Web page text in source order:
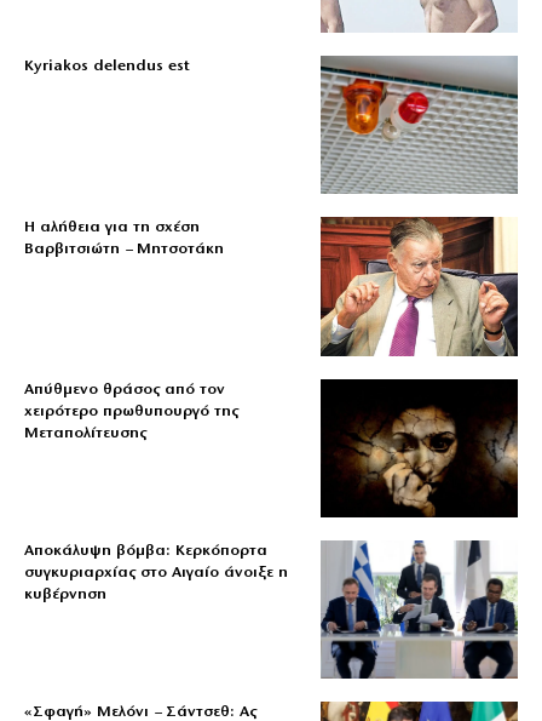
Kyriakos delendus est
Η αλήθεια για τη σχέση
Βαρβιτσιώτη – Μητσοτάκη
Απύθμενο θράσος από τον
χειρότερο πρωθυπουργό της
Μεταπολίτευσης
Αποκάλυψη βόμβα: Κερκόπορτα
συγκυριαρχίας στο Αιγαίο άνοιξε η
κυβέρνηση
«Σφαγή» Μελόνι – Σάντσεθ: Ας